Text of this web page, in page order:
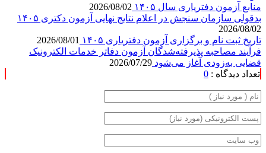
منابع آزمون دفتریاری سال ۱۴۰۵
2026/08/02
بدقولی سازمان سنجش در اعلام نتایج نهایی آزمون دکتری ۱۴۰۵
2026/08/02
تاریخ ثبت نام و برگزاری آزمون دفتریاری ۱۴۰۵
2026/08/01
فرآیند مصاحبه پذیرفته‌شدگان آزمون دفاتر خدمات الکترونیک
قضایی به‌زودی آغاز می‌شود 2026/07/29
تعداد دیدگاه : 0